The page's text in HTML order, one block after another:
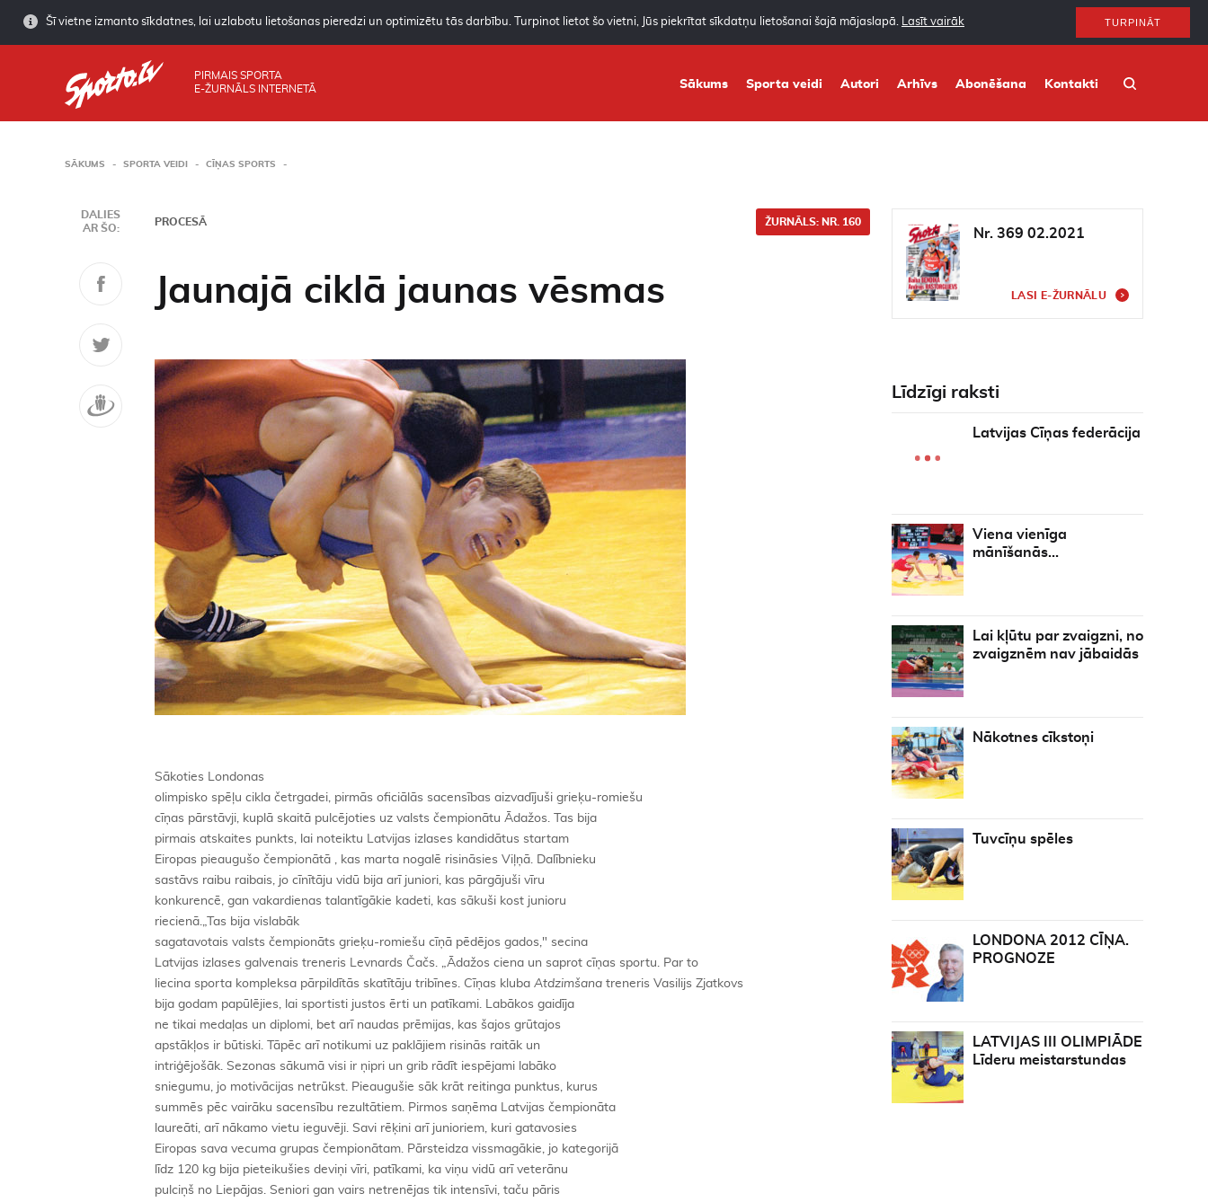
Šī vietne izmanto sīkdatnes, lai uzlabotu lietošanas pieredzi un optimizētu tās darbību. Turpinot lietot šo vietni, Jūs piekrītat sīkdatņu lietošanai šajā mājaslapā. Lasīt vairāk TURPINĀT
PIRMAIS SPORTA
E-ŽURNĀLS INTERNETĀ
Sākums Sporta veidi Autori Arhīvs Abonēšana Kontakti
SĀKUMS SPORTA VEIDI CĪŅAS SPORTS
DALIES
AR ŠO:
ŽURNĀLS: NR. 160
PROCESĀ
Jaunajā ciklā jaunas vēsmas
Sākoties Londonas
olimpisko spēļu cikla četrgadei, pirmās oficiālās sacensības aizvadījuši grieķu-romiešu
cīņas pārstāvji, kuplā skaitā pulcējoties uz valsts čempionātu Ādažos. Tas bija
pirmais atskaites punkts, lai noteiktu Latvijas izlases kandidātus startam
Eiropas pieaugušo čempionātā , kas marta nogalē risināsies Viļņā. Dalībnieku
sastāvs raibu raibais, jo cīnītāju vidū bija arī juniori, kas pārgājuši vīru
konkurencē, gan vakardienas talantīgākie kadeti, kas sākuši kost junioru
riecienā.„Tas bija vislabāk
sagatavotais valsts čempionāts grieķu-romiešu cīņā pēdējos gados," secina
Latvijas izlases galvenais treneris Levnards Čačs. „Ādažos ciena un saprot cīņas sportu. Par to
liecina sporta kompleksa pārpildītās skatītāju tribīnes. Cīņas kluba Atdzimšana treneris Vasilijs Zjatkovs
bija godam papūlējies, lai sportisti justos ērti un patīkami. Labākos gaidīja
ne tikai medaļas un diplomi, bet arī naudas prēmijas, kas šajos grūtajos
apstākļos ir būtiski. Tāpēc arī notikumi uz paklājiem risinās raitāk un
intriģējošāk. Sezonas sākumā visi ir ņipri un grib rādīt iespējami labāko
sniegumu, jo motivācijas netrūkst. Pieaugušie sāk krāt reitinga punktus, kurus
summēs pēc vairāku sacensību rezultātiem. Pirmos saņēma Latvijas čempionāta
laureāti, arī nākamo vietu ieguvēji. Savi rēķini arī junioriem, kuri gatavosies
Eiropas sava vecuma grupas čempionātam. Pārsteidza vissmagākie, jo kategorijā
līdz 120 kg bija pieteikušies deviņi vīri, patīkami, ka viņu vidū arī veterānu
pulciņš no Liepājas. Seniori gan vairs netrenējas tik intensīvi, taču pāris
Nr. 369 02.2021
LASI E-ŽURNĀLU
Līdzīgi raksti
Latvijas Cīņas federācija
Viena vienīga
mānīšanās…
Lai kļūtu par zvaigzni, no
zvaigznēm nav jābaidās
Nākotnes cīkstoņi
Tuvcīņu spēles
LONDONA 2012 CĪŅA.
PROGNOZE
LATVIJAS III OLIMPIĀDE
Līderu meistarstundas